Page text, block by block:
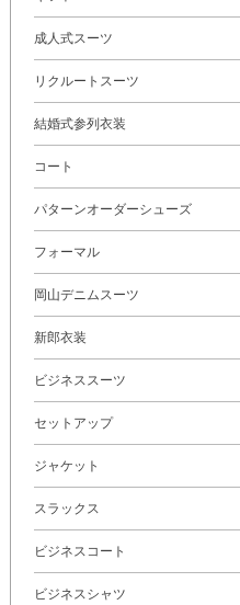
成人式スーツ
リクルートスーツ
結婚式参列衣装
コート
パターンオーダーシューズ
フォーマル
岡山デニムスーツ
新郎衣装
ビジネススーツ
セットアップ
ジャケット
スラックス
ビジネスコート
ビジネスシャツ